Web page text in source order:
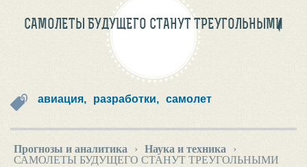
САМОЛЕТЫ БУДУЩЕГО СТАНУТ ТРЕУГОЛЬНЫМИ
авиация, разработки, самолет
Прогнозы и аналитика › Наука и техника
›
САМОЛЕТЫ БУДУЩЕГО СТАНУТ ТРЕУГОЛЬНЫМИ